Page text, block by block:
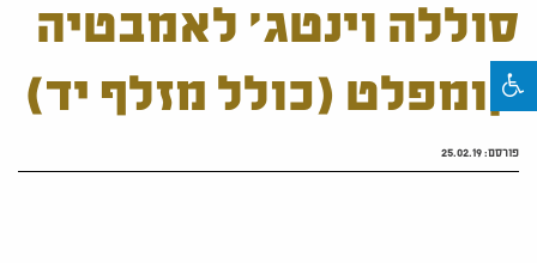
סוללה וינטג' לאמבטיה
קומפלט (כולל מזלף יד)
פורסם:25.02.19